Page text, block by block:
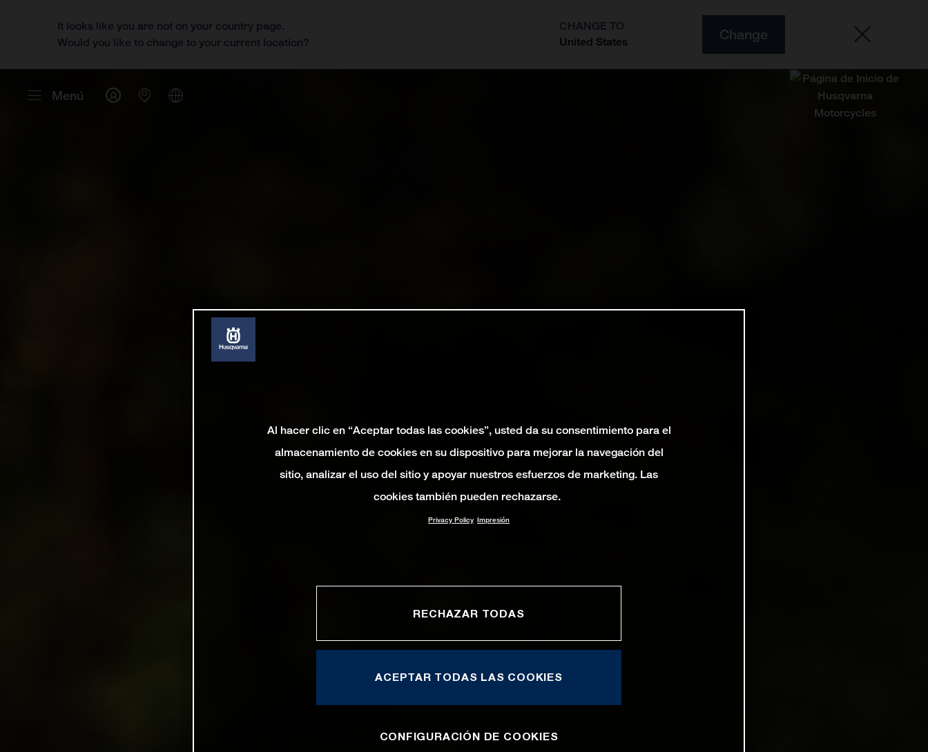
It looks like you are not on your country page.
Would you like to change to your current location?
CHANGE TO
United States
Change
Menú
Al hacer clic en “Aceptar todas las cookies”, usted da su consentimiento para el
almacenamiento de cookies en su dispositivo para mejorar la navegación del
sitio, analizar el uso del sitio y apoyar nuestros esfuerzos de marketing. Las
cookies también pueden rechazarse.
Privacy Policy Impresión
RECHAZAR TODAS
ACEPTAR TODAS LAS COOKIES
CONFIGURACIÓN DE COOKIES